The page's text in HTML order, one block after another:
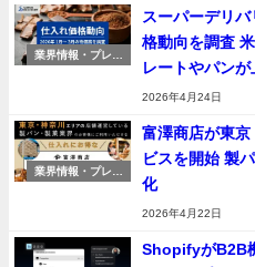
業界情報・プレス
スーパーデリ
格動向を調査
レートやパンが
2026年4月24日
業界情報・プレス
富澤商店が東
ビスを開始 製
化
2026年4月22日
ShopifyがB2B